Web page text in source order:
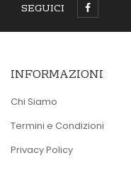
SEGUICI
INFORMAZIONI
Chi Siamo
Termini e Condizioni
Privacy Policy